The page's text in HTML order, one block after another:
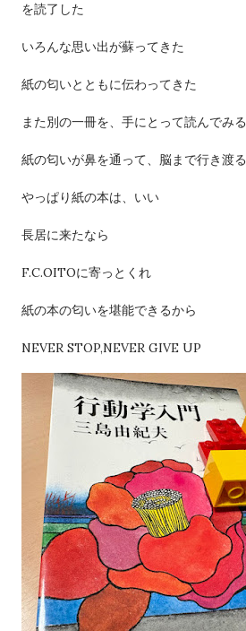
を読了した
いろんな思い出が蘇ってきた
紙の匂いとともに伝わってきた
また別の一冊を、手にとって読んでみる
紙の匂いが鼻を通って、脳まで行き渡る
やっぱり紙の本は、いい
長居に来たなら
F.C.OITOに寄っとくれ
紙の本の匂いを堪能できるから
NEVER STOP,NEVER GIVE UP